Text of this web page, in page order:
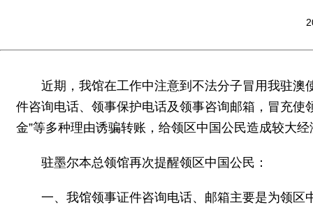
近期，我馆在工作中注意到不法分子冒用我驻
件咨询电话、领事保护电话及领事咨询邮箱，冒充
金”等多种理由诱骗转账，给领区中国公民造成较大
驻墨尔本总领馆再次提醒领区中国公民：
一、我馆领事证件咨询电话、邮箱主要是为领